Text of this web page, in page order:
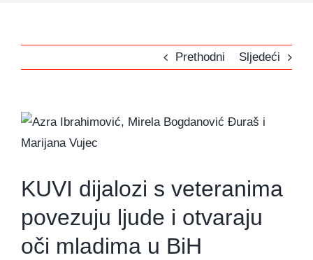
Prethodni Sljedeći
View
Larger
KUVI dijalozi s veteranima
povezuju ljude i otvaraju
oči mladima u BiH